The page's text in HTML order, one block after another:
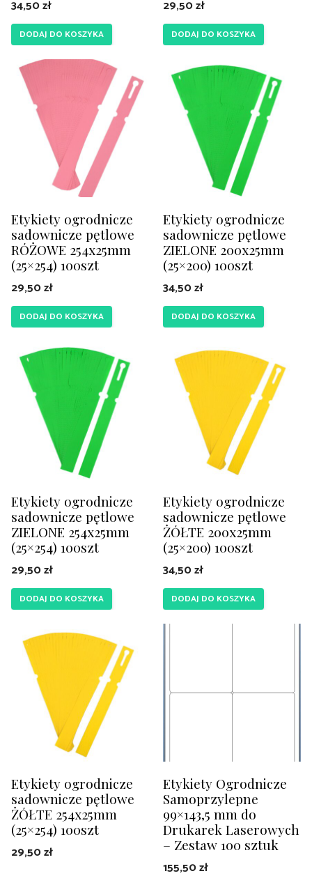
34,50zł
DODAJ DO KOSZYKA
29,50zł
DODAJ DO KOSZYKA
Etykiety ogrodnicze
sadownicze pętlowe
RÓŻOWE 254x25mm
(25×254) 100szt
29,50zł
DODAJ DO KOSZYKA
Etykiety ogrodnicze
sadownicze pętlowe
ZIELONE 200x25mm
(25×200) 100szt
34,50zł
DODAJ DO KOSZYKA
Etykiety ogrodnicze
sadownicze pętlowe
ZIELONE 254x25mm
(25×254) 100szt
29,50zł
DODAJ DO KOSZYKA
Etykiety ogrodnicze
sadownicze pętlowe
ŻÓŁTE 200x25mm
(25×200) 100szt
34,50zł
DODAJ DO KOSZYKA
Etykiety ogrodnicze
sadownicze pętlowe
ŻÓŁTE 254x25mm
(25×254) 100szt
29,50zł
Etykiety Ogrodnicze
Samoprzylepne
99×143,5 mm do
Drukarek Laserowych
– Zestaw 100 sztuk
155,50zł